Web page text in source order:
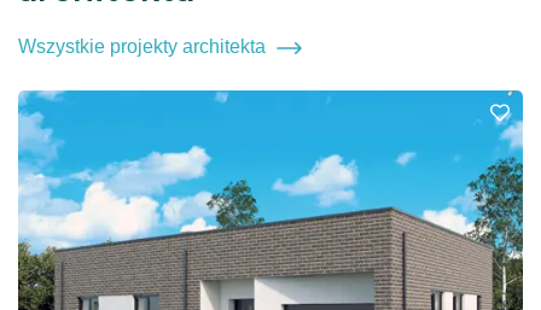
Wszystkie projekty architekta